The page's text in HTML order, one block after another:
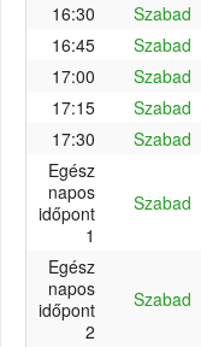
16:30 Szabad
16:45
Szabad
17:00
Szabad
17:15
Szabad
17:30
Szabad
Egész
napos
időpont
1
Szabad
Egész
napos
időpont
2
Szabad